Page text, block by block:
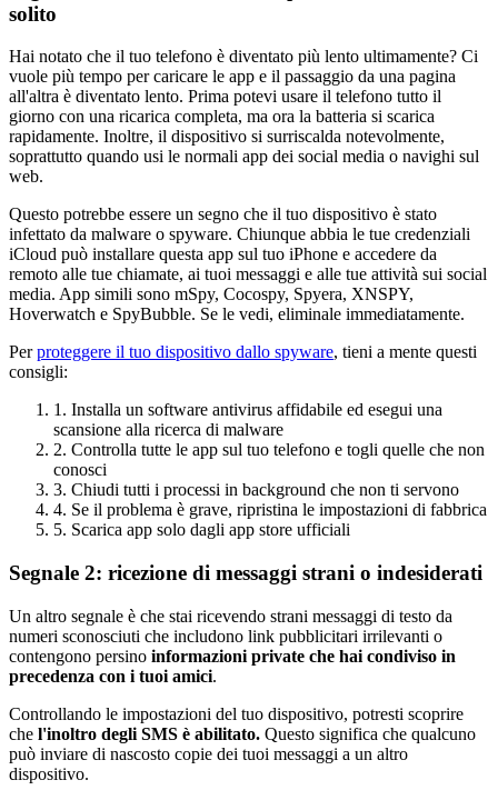
solito
Hai notato che il tuo telefono è diventato più lento ultimamente? Ci
vuole più tempo per caricare le app e il passaggio da una pagina
all'altra è diventato lento. Prima potevi usare il telefono tutto il
giorno con una ricarica completa, ma ora la batteria si scarica
rapidamente. Inoltre, il dispositivo si surriscalda notevolmente,
soprattutto quando usi le normali app dei social media o navighi sul
web.
Questo potrebbe essere un segno che il tuo dispositivo è stato
infettato da malware o spyware. Chiunque abbia le tue credenziali
iCloud può installare questa app sul tuo iPhone e accedere da
remoto alle tue chiamate, ai tuoi messaggi e alle tue attività sui social
media. App simili sono mSpy, Cocospy, Spyera, XNSPY,
Hoverwatch e SpyBubble. Se le vedi, eliminale immediatamente.
Perproteggere il tuo dispositivo dallo spyware, tieni a mente questi
consigli:
1. Installa un software antivirus affidabile ed esegui una
scansione alla ricerca di malware
2. Controlla tutte le app sul tuo telefono e togli quelle che non
conosci
3. Chiudi tutti i processi in background che non ti servono
4. Se il problema è grave, ripristina le impostazioni di fabbrica
5. Scarica app solo dagli app store ufficiali
Segnale 2: ricezione di messaggi strani o indesiderati
Un altro segnale è che stai ricevendo strani messaggi di testo da
numeri sconosciuti che includono link pubblicitari irrilevanti o
contengono persino informazioni private che hai condiviso in
precedenza con i tuoi amici.
Controllando le impostazioni del tuo dispositivo, potresti scoprire
che l'inoltro degli SMS è abilitato. Questo significa che qualcuno
può inviare di nascosto copie dei tuoi messaggi a un altro
dispositivo.